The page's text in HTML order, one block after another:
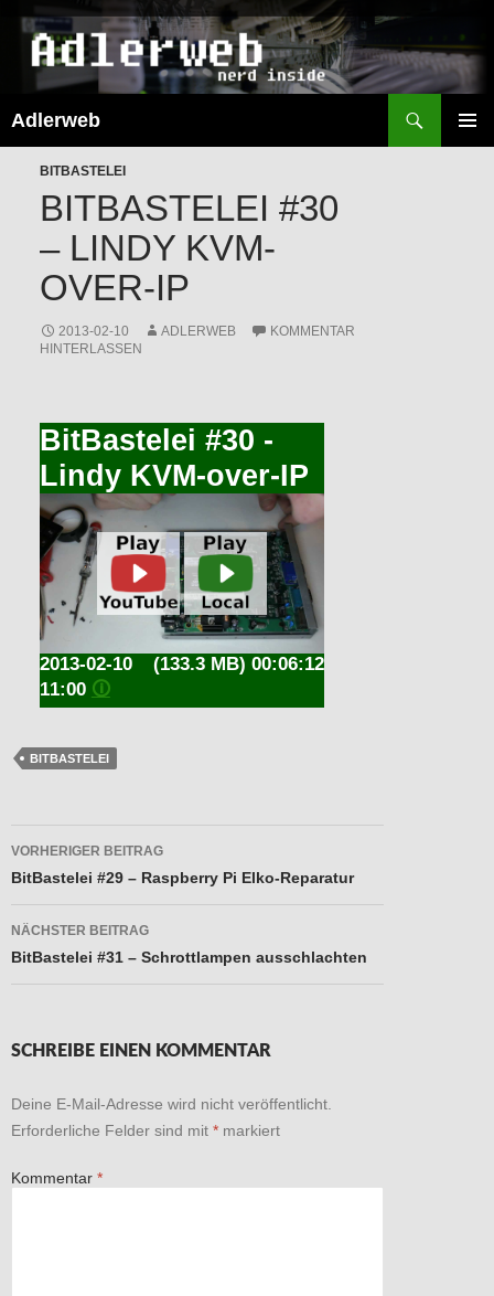
Adlerweb
SPRINGEN
BITBASTELEI
BITBASTELEI #30
– LINDY KVM-
OVER-IP
2013-02-10 ADLERWEB
KOMMENTAR
HINTERLASSEN
BitBastelei #30 -
Lindy KVM-over-IP
(133.3 MB) 00:06:12
2013-02-10
11:00 🛈
BITBASTELEI
Beitragsnavigation
VORHERIGER BEITRAG
BitBastelei #29 – Raspberry Pi Elko-Reparatur
NÄCHSTER BEITRAG
BitBastelei #31 – Schrottlampen ausschlachten
SCHREIBE EINEN KOMMENTAR
Deine E-Mail-Adresse wird nicht veröffentlicht.
Erforderliche Felder sind mit * markiert
Kommentar *